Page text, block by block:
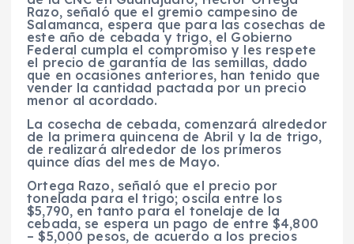
Razo, señaló que el gremio campesino de
Salamanca, espera que para las cosechas de
este año de cebada y trigo, el Gobierno
Federal cumpla el compromiso y les respete
el precio de garantía de las semillas, dado
que en ocasiones anteriores, han tenido que
vender la cantidad pactada por un precio
menor al acordado.
La cosecha de cebada, comenzará alrededor
de la primera quincena de Abril y la de trigo,
de realizará alrededor de los primeros
quince días del mes de Mayo.
Ortega Razo, señaló que el precio por
tonelada para el trigo; oscila entre los
$5,790, en tanto para el tonelaje de la
cebada, se espera un pago de entre $4,800
– $5,000 pesos, de acuerdo a los precios